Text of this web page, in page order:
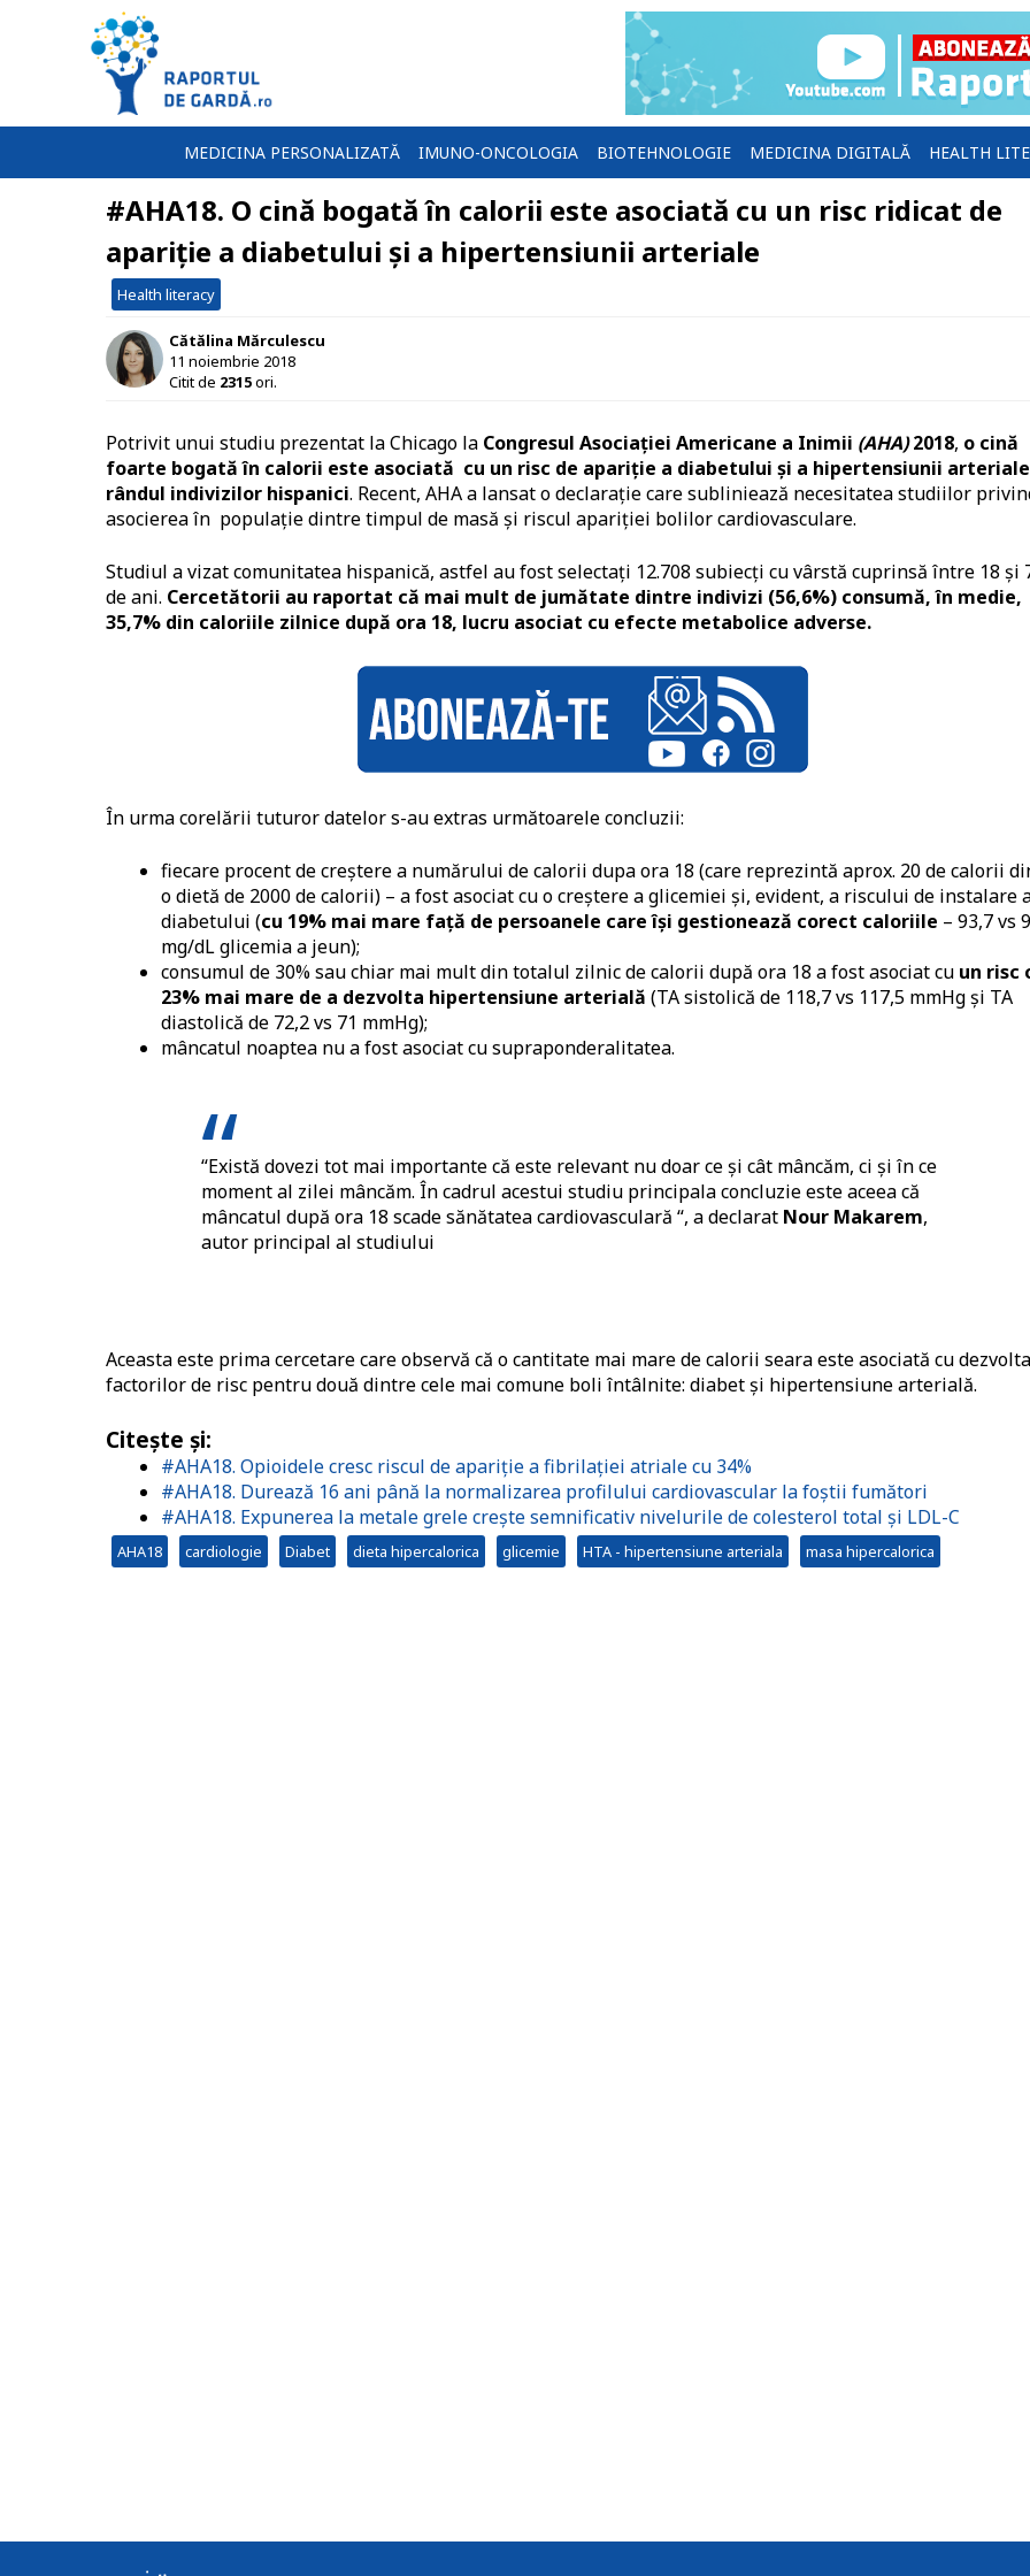
MEDICINA PERSONALIZATĂ IMUNO-ONCOLOGIA BIOTEHNOLOGIE MEDICINA DIGITALĂ HEALTH
#AHA18. O cină bogată în calorii este asociată cu un risc ridicat de
apariție a diabetului și a hipertensiunii arteriale
Health literacy
Cătălina Mărculescu
11 noiembrie 2018
Citit de 2315ori.
Potrivit unui studiu prezentat la Chicago la Congresul Asociației Americane a Inimii (AHA)2018, o cină
foarte bogată în calorii este asociată cu un risc de apariție a diabetului și a hipertensiunii
rândul indivizilor hispanici. Recent, AHA a lansat o declarație care subliniează necesitatea studiilor
asocierea în populație dintre timpul de masă și riscul apariției bolilor cardiovasculare.
Studiul a vizat comunitatea hispanică, astfel au fost selectați 12.708 subiecți cu vârstă cuprinsă între 18 și
de ani. Cercetătorii au raportat că mai mult de jumătate dintre indivizi (56,6%) consumă, în medie,
35,7% din caloriile zilnice după ora 18, lucru asociat cu efecte metabolice adverse.
În urma corelării tuturor datelor s-au extras următoarele concluzii:
fiecare procent de creștere a numărului de calorii dupa ora 18 (care reprezintă aprox. 20 de calorii
o dietă de 2000 de calorii) – a fost asociat cu o creștere a glicemiei și, evident, a riscului de instalare
diabetului (cu 19% mai mare față de persoanele care își gestionează corect caloriile – 93,7 vs
mg/dL glicemia a jeun);
consumul de 30% sau chiar mai mult din totalul zilnic de calorii după ora 18 a fost asociat cu un risc
23% mai mare de a dezvolta hipertensiune arterială (TA sistolică de 118,7 vs 117,5 mmHg și TA
diastolică de 72,2 vs 71 mmHg);
mâncatul noaptea nu a fost asociat cu supraponderalitatea.
“Există dovezi tot mai importante că este relevant nu doar ce și cât mâncăm, ci și în ce
moment al zilei mâncăm. În cadrul acestui studiu principala concluzie este aceea că
mâncatul după ora 18 scade sănătatea cardiovasculară “, a declarat Nour Makarem,
autor principal al studiului
Aceasta este prima cercetare care observă că o cantitate mai mare de calorii seara este asociată cu
factorilor de risc pentru două dintre cele mai comune boli întâlnite: diabet și hipertensiune arterială.
Citește și:
#AHA18. Opioidele cresc riscul de apariție a fibrilației atriale cu 34%
#AHA18. Durează 16 ani până la normalizarea profilului cardiovascular la foștii fumători
#AHA18. Expunerea la metale grele crește semnificativ nivelurile de colesterol total și LDL-C
AHA18 cardiologie Diabet dieta hipercalorica glicemie HTA - hipertensiune arteriala masa hipercalorica